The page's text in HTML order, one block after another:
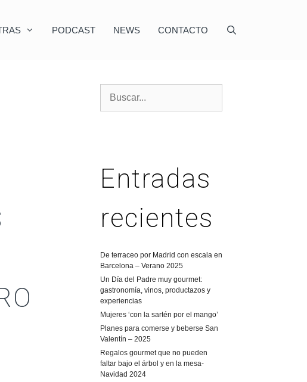
PODCAST NEWS CONTACTO
Entradas
recientes
De terraceo por Madrid con escala en
Barcelona – Verano 2025
Un Día del Padre muy gourmet:
gastronomía, vinos, productazos y
experiencias
Mujeres ‘con la sartén por el mango’
Planes para comerse y beberse San
Valentín – 2025
Regalos gourmet que no pueden
faltar bajo el árbol y en la mesa-
Navidad 2024